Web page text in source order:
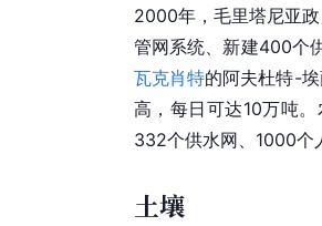
2000年，毛里塔尼亚
管网系统、新建400个
瓦克肖特的阿夫杜特-
高，每日可达10万吨
332个供水网、1000个
土壤